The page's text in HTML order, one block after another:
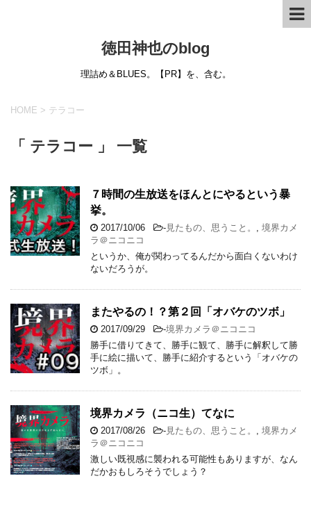
徳田神也のblog
理詰め＆BLUES。【PR】を、含む。
HOME > テラコー
「 テラコー 」 一覧
７時間の生放送をほんとにやるという暴
挙。
2017/10/06 -見たもの、思うこと。
境界カメ
ラ＠ニコニコ
というか、俺が関わってるんだから面白くないわけ
ないだろうが。
またやるの！？第２回「オバケのツボ」
2017/09/29 -境界カメラ＠ニコニコ
勝手に借りてきて、勝手に観て、勝手に解釈して勝
手に絵に描いて、勝手に紹介するという「オバケの
ツボ」。
境界カメラ（ニコ生）てなに
2017/08/26 -見たもの、思うこと。
境界カメ
ラ＠ニコニコ
激しい既視感に襲われる可能性もありますが、なん
だかおもしろそうでしょう？